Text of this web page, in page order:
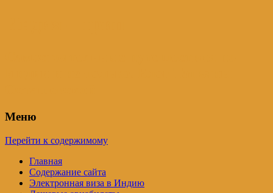
Меню
Перейти к содержимому
Главная
Содержание сайта
Электронная виза в Индию